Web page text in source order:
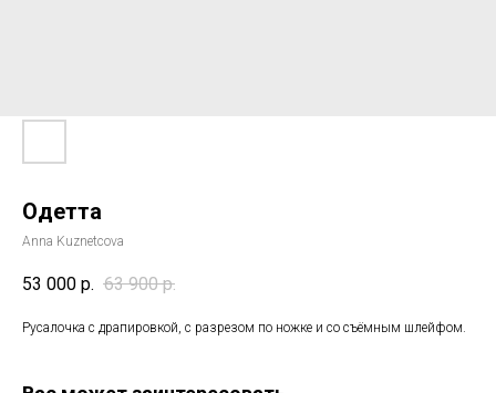
Одетта
Anna Kuznetcova
53 000 р. 63 900 р.
Русалочка с драпировкой, с разрезом по ножке и со съёмным шлейфом.